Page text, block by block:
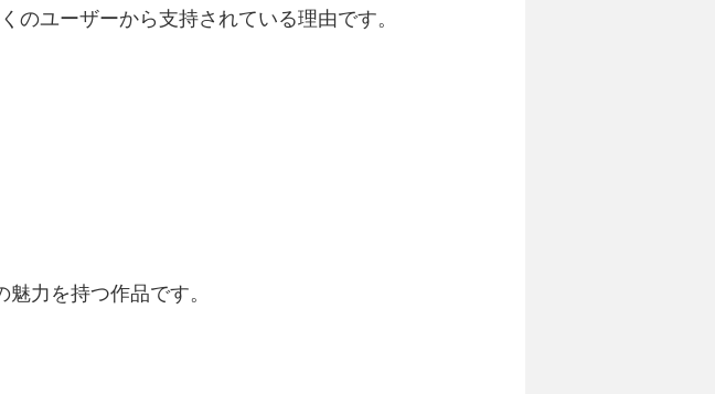
のユーザーから支持されている理由です。
力を持つ作品です。